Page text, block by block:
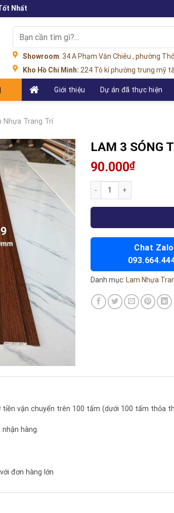
Nhất
kiếm:
Showroom: 34 A Phạm Văn Chiêu , phường
Kho Hồ Chi Minh: 224 Tô kí phường trung mỹ
Giới thiệu Dự án đã thực hiện
Nhựa Trang Trí
LAM 3 SÓNG
90.000₫
LAM 3 SÓNG THẤP số
Chat Zalo
Danh mục: Lam Nhựa
vận chuyển trên 100 tấm (dưới 100 tấm thỏa
hàng.
đơn hàng lớn